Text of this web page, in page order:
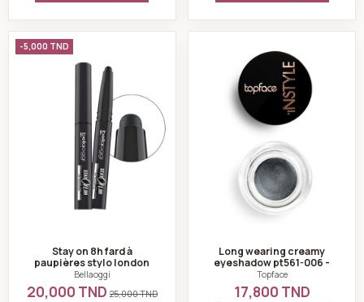
-5,000 TND
Stay on 8h fard à
paupières stylo london
grey n°010 -bellaoggi
Bellaoggi
20,000 TND 25,000 TND
Long wearing creamy
eyeshadow pt561-006 -
topface
Topface
17,800 TND